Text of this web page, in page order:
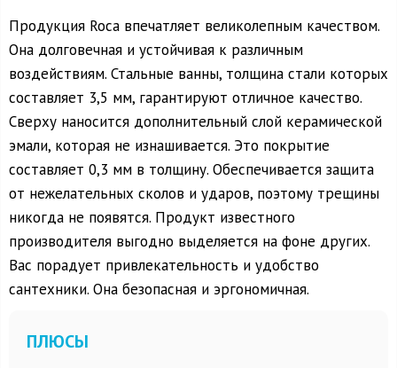
Продукция Roca впечатляет великолепным качеством.
Она долговечная и устойчивая к различным
воздействиям. Стальные ванны, толщина стали которых
составляет 3,5 мм, гарантируют отличное качество.
Сверху наносится дополнительный слой керамической
эмали, которая не изнашивается. Это покрытие
составляет 0,3 мм в толщину. Обеспечивается защита
от нежелательных сколов и ударов, поэтому трещины
никогда не появятся. Продукт известного
производителя выгодно выделяется на фоне других.
Вас порадует привлекательность и удобство
сантехники. Она безопасная и эргономичная.
ПЛЮСЫ